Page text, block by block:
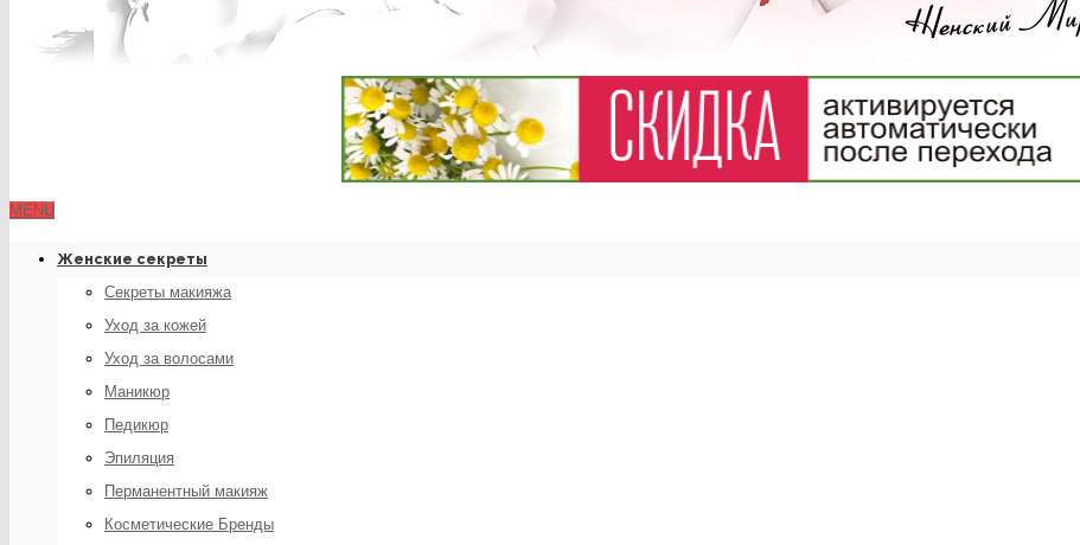
MENU
Женские секреты
Секреты макияжа
Уход за кожей
Уход за волосами
Маникюр
Педикюр
Эпиляция
Перманентный макияж
Косметические Бренды